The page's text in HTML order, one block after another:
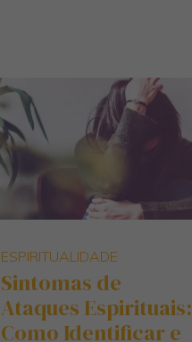
ESPIRITUALIDADE
Sintomas de
Ataques Espirituais:
Como Identificar e